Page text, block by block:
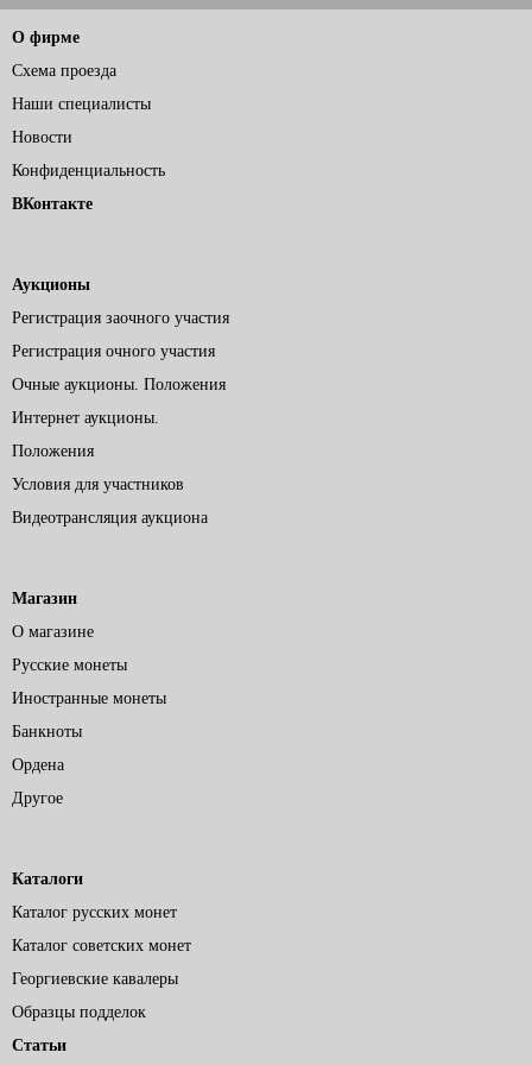
О фирме
Схема проезда
Наши специалисты
Новости
Конфиденциальность
ВКонтакте
Аукционы
Регистрация заочного участия
Регистрация очного участия
Очные аукционы. Положения
Интернет аукционы.
Положения
Условия для участников
Видеотрансляция аукциона
Магазин
О магазине
Русские монеты
Иностранные монеты
Банкноты
Ордена
Другое
Каталоги
Каталог русских монет
Каталог советских монет
Георгиевские кавалеры
Образцы подделок
Статьи